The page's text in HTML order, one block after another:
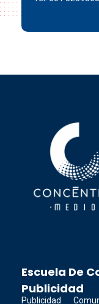
Escuela De
Publicidad
Publicidad